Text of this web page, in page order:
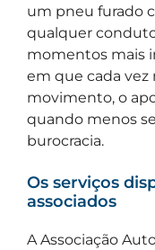
um pneu furado
qualquer
momentos mais
em que cada vez
movimento, o
quando menos
burocracia.
Os serviços
associados
A Associação